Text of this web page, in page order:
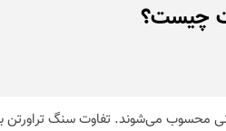
چیست؟
محسوب می‌شوند. تفاوت سنگ تراورتن